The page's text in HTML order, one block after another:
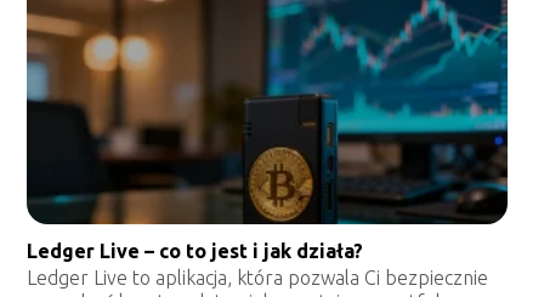
Ledger Live – co to jest i jak działa?
Ledger Live to aplikacja, która pozwala Ci bezpiecznie